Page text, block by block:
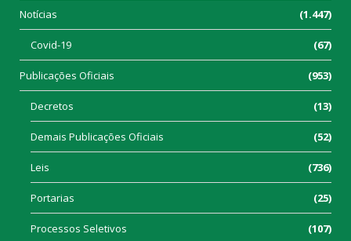
Notícias (1.447)
Covid-19 (67)
Publicações Oficiais (953)
Decretos (13)
Demais Publicações Oficiais (52)
Leis (736)
Portarias (25)
Processos Seletivos (107)